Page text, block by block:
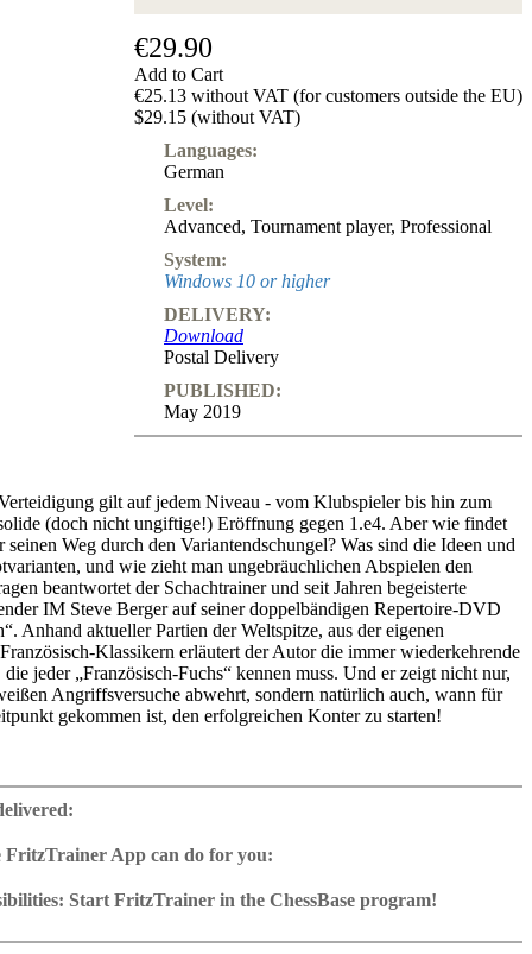
€29.90
Add to Cart
€25.13 without VAT (for customers outside the EU)
$29.15 (without VAT)
Languages:
German
Level:
Advanced, Tournament player, Professional
System:
Windows 10 or higher
DELIVERY:
Download
Postal Delivery
PUBLISHED:
May 2019
gilt auf jedem Niveau - vom Klubspieler bis hin zum
(doch nicht ungiftige!) Eröffnung gegen 1.e4. Aber wie findet
seinen Weg durch den Variantendschungel? Was sind die Ideen und
und wie zieht man ungebräuchlichen Abspielen den
beantwortet der Schachtrainer und seit Jahren begeisterte
IM Steve Berger auf seiner doppelbändigen Repertoire-DVD
Anhand aktueller Partien der Weltspitze, aus der eigenen
Klassikern erläutert der Autor die immer wiederkehrende
jeder „Französisch-Fuchs“ kennen muss. Und er zeigt nicht nur,
Angriffsversuche abwehrt, sondern natürlich auch, wann für
gekommen ist, den erfolgreichen Konter zu starten!
und unterhaltsam präsentiert IM Steve Berger mit „Mein
- doch nicht ohne Schärfe - mit Schwarz auf Gewinn spielen
mit Video-Feedback
Windows
a running time of approx. 4-8 hrs.
or in ChessBase)
FritzTrainer App can do for you:
in the Fritztrainer app or in the ChessBase program with board
can be switched on at any time
Start FritzTrainer in the ChessBase program!